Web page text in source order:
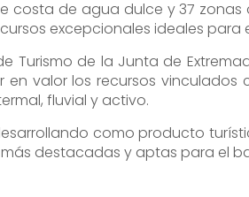
costa de agua dulce y 37
excepcionales ideales
Turismo de la Junta de
en valor los recursos
fluvial y activo.
como producto
destacadas y aptas para el